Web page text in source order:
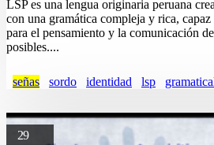
LSP es una lengua originaria peruana
con una gramática compleja y rica,
para el pensamiento y la comunicación
posibles....
señas sordo identidad lsp
29